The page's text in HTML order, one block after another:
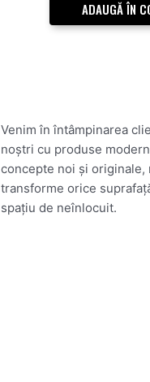
ADAUGĂ ÎN
Venim în întâmpinarea
noștri cu produse
concepte noi și originale,
transforme orice
spațiu de neînlocuit.